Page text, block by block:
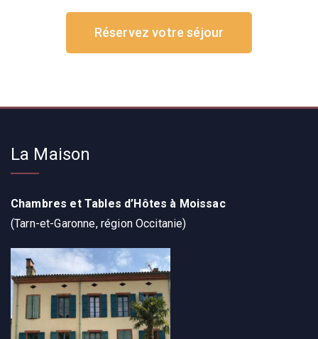
Réservez votre séjour
La Maison
Chambres et Tables d’Hôtes à Moissac
(Tarn-et-Garonne, région Occitanie)